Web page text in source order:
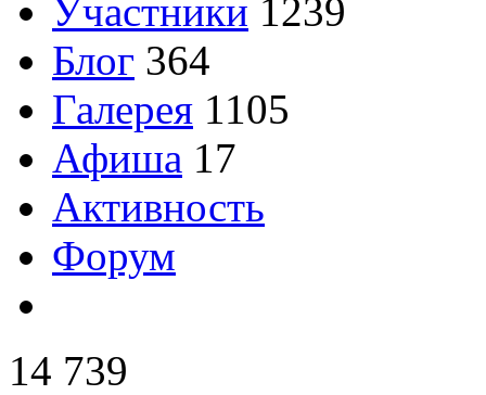
Участники 1239
Блог 364
Галерея 1105
Афиша 17
Активность
Форум
14 739